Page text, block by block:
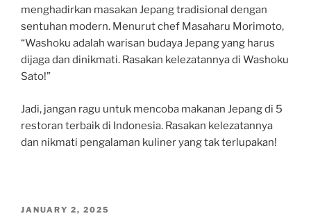
menghadirkan masakan Jepang tradisional dengan
sentuhan modern. Menurut chef Masaharu Morimoto,
“Washoku adalah warisan budaya Jepang yang harus
dijaga dan dinikmati. Rasakan kelezatannya di Washoku
Sato!”
Jadi, jangan ragu untuk mencoba makanan Jepang di 5
restoran terbaik di Indonesia. Rasakan kelezatannya
dan nikmati pengalaman kuliner yang tak terlupakan!
POSTED
JANUARY 2, 2025